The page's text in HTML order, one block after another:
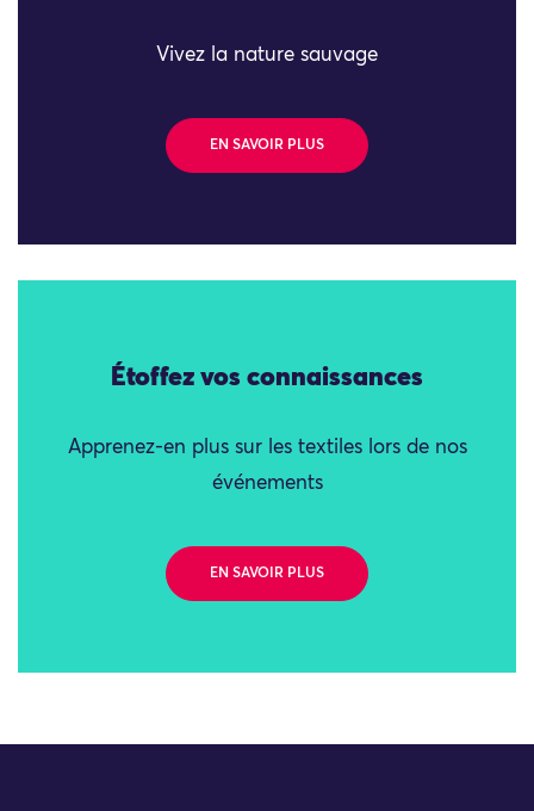
Vivez la nature sauvage
EN SAVOIR PLUS
Étoffez vos connaissances
Apprenez-en plus sur les textiles lors de nos
événements
EN SAVOIR PLUS